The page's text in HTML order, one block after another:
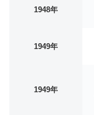
1948年
1949年
1949年